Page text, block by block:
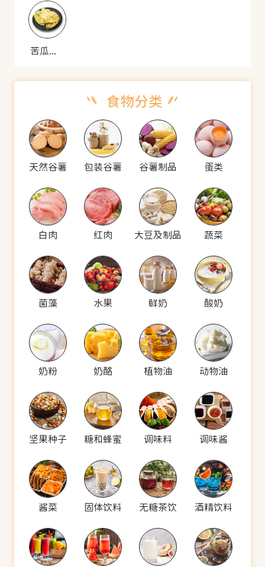
苦瓜煎蛋
天然谷薯 包装谷薯 谷薯制品 蛋类
白肉 红肉 大豆及制品 蔬菜
菌藻 水果 鲜奶 酸奶
奶粉 奶酪 植物油 动物油
坚果种子 糖和蜂蜜 调味料 调味酱
酱菜 固体饮料 无糖茶饮 酒精饮料